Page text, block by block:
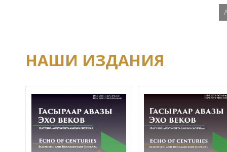
НАШИ ИЗДАНИЯ